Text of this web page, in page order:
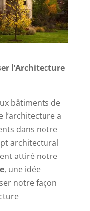
l’Architecture
bâtiments de
l’architecture a
dans notre
architectural
attiré notre
, une idée
notre façon